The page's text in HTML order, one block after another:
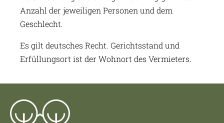
Anzahl der jeweiligen Personen und dem
Geschlecht.
Es gilt deutsches Recht. Gerichtsstand und
Erfüllungsort ist der Wohnort des Vermieters.